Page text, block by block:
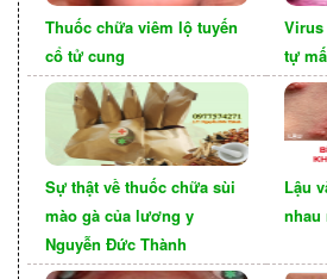
chuyển từ người bị nhiễm
một trong hai người bị viêm lợi
nguy cơ lây nhiễm sẽ tăng lên.
Dùng chung đồ với người bị
Thuốc chữa viêm lộ tuyến
cổ tử cung
Virus
tự
Sự thật về thuốc chữa sùi
mào gà của lương y
Nguyễn Đức Thành
Lậu
nhau